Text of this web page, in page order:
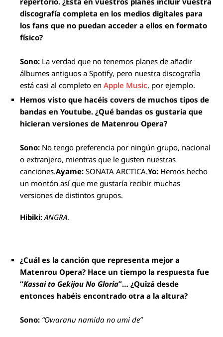
discografía completa en los medios digitales para
los fans que no puedan acceder a ellos en formato
físico?
Sono: La verdad que no tenemos planes de añadir
álbumes antiguos a Spotify, pero nuestra discografía
está casi al completo en Apple Music, por ejemplo.
Hemos visto que hacéis covers de muchos tipos de
bandas en Youtube. ¿Qué bandas os gustaria que
hicieran versiones de Matenrou Opera?
Sono: No tengo preferencia por ningún grupo, nacional
o extranjero, mientras que le gusten nuestras
canciones.Ayame: SONATA ARCTICA.Yo: Hemos hecho
un montón así que me gustaría recibir muchas
versiones de distintos grupos.
Hibiki:ANGRA.
¿Cuál es la canción que representa mejor a
Matenrou Opera? Hace un tiempo la respuesta fue
“Kassai to Gekijou No Gloria”… ¿Quizá desde
entonces habéis encontrado otra a la altura?
Sono: “Owaranu namida no umi de”